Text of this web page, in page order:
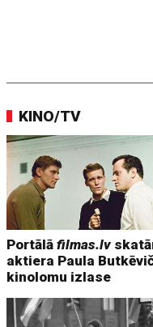
KINO/TV
Portālāfilmas.lv
aktiera Paula
kinolomu izlase